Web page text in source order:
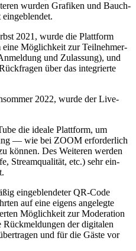
wur­den Gra­fi­ken und Bauch­
2021, wur­de die Platt­form
eine Mög­lich­keit zur Teil­neh­mer­
und Zulas­sung), und
über das inte­grier­te
2022, wur­de der Live­
die idea­le Platt­form, um
— wie bei ZOOM erfor­der­lich
kön­nen. Des Wei­te­ren wer­den
Stream­qua­li­tät, etc.) sehr ein­
ein­ge­blen­de­ter QR-Code
auf eine eigens ange­leg­te
Mög­lich­keit zur Mode­ra­ti­on
Rück­mel­dun­gen der digi­ta­len
und für die Gäs­te vor